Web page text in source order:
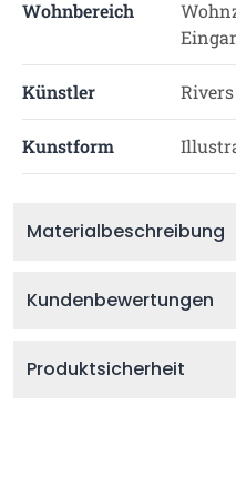
Wohnbereich
Künstler Rivers
Kunstform
Materialbeschreibung
Kundenbewertungen
Produktsicherheit